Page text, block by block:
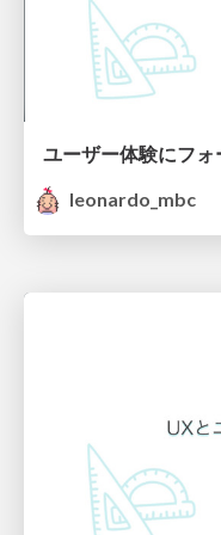
ユーザー体験にフ
leonardo_mbc